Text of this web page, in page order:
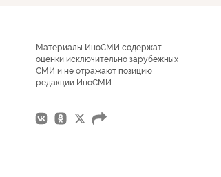
Материалы ИноСМИ содержат
оценки исключительно зарубежных
СМИ и не отражают позицию
редакции ИноСМИ